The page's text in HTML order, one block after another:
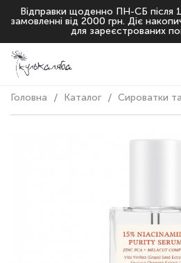
Відправки щоденно ПН-СБ після
замовленні від 2000 грн. Діє
для зареєстрованих
Головна Каталог Сироватки